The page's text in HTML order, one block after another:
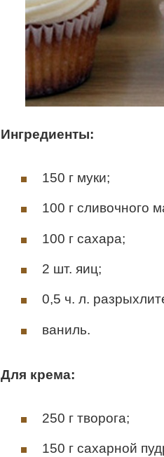
Ингредиенты:
150 г муки;
100 г сливочного
100 г сахара;
2 шт. яиц;
0,5 ч. л.
ваниль.
Для крема:
250 г творога;
150 г сахарной